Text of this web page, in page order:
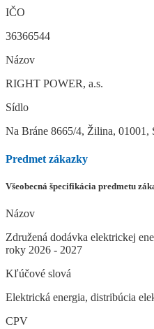
IČO
36366544
Názov
RIGHT POWER, a.s.
Sídlo
Na Bráne 8665/4, Žilina, 01001,
Predmet zákazky
Všeobecná špecifikácia predmetu
Názov
Združená dodávka elektrickej
roky 2026 - 2027
Kľúčové slová
Elektrická energia, distribúcia
CPV